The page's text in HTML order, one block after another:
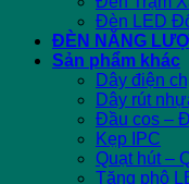
Đèn LED
ĐÈN NĂNG
Sản phẩm khác
Dây điện
Dây rút
Đầu cos –
Kẹp IPC
Quạt hút –
Tăng phô